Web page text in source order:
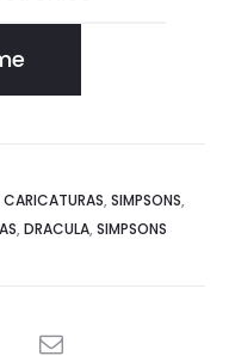
CARICATURAS, SIMPSONS,
, DRACULA, SIMPSONS